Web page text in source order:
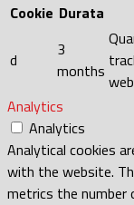
Cookie Durata
d
3
months
Analytics
Analytics
Analytical cookies
with the website.
metrics the